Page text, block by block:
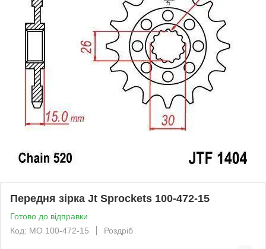
Передня зірка Jt Sprockets 100-472-15
Готово до відправки
Код: MO 100-472-15
Роздріб